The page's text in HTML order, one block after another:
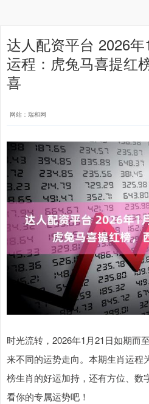
达人配资平台 2026
运程：虎兔马喜提红
喜
网站：瑞和网
时光流转，2026年1月21日如期而
来不同的运势走向。本期生肖运程
榜生肖的好运加持，还有方位、数
看你的专属运势吧！